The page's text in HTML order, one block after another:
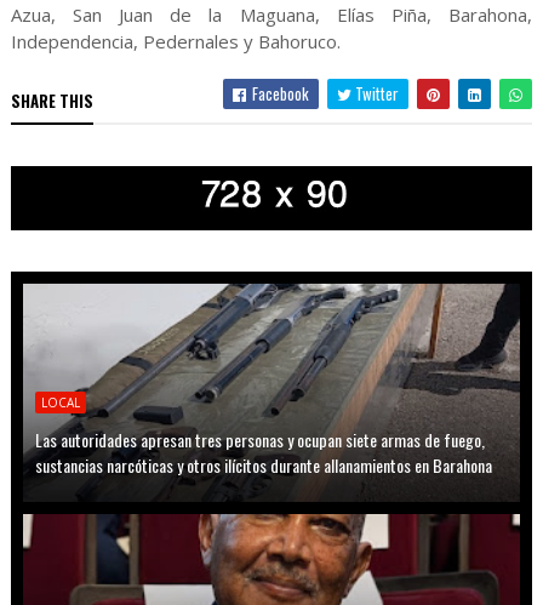
Azua, San Juan de la Maguana, Elías Piña, Barahona,
Independencia, Pedernales y Bahoruco.
SHARE THIS Facebook Twitter
LOCAL
Las autoridades apresan tres personas y ocupan siete armas de fuego,
sustancias narcóticas y otros ilícitos durante allanamientos en Barahona